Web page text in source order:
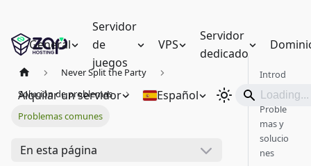
General
Servidor
de
juegos
VPS
Servidor
dedicado
Alquilar un servidor Español
Never Split the Party
Solución de problemas
Problemas comunes
En esta página
Introd
ucción
Proble
mas y
solucio
nes